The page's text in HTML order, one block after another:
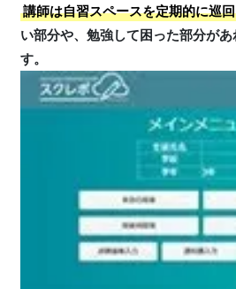
講師は自習スペースを定期的に巡回
い部分や、勉強して困った部分が
す。